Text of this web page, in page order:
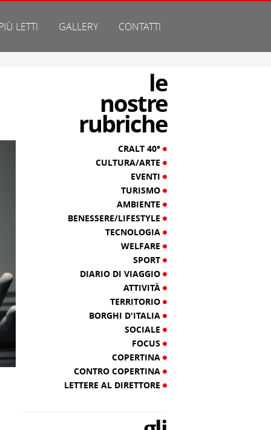
LETTI GALLERY CONTATTI
le
nostre
rubriche
CRALT 40°
CULTURA/ARTE
EVENTI
TURISMO
AMBIENTE
BENESSERE/LIFESTYLE
TECNOLOGIA
WELFARE
SPORT
DIARIO DI VIAGGIO
ATTIVITÀ
TERRITORIO
BORGHI D'ITALIA
SOCIALE
FOCUS
COPERTINA
CONTRO COPERTINA
LETTERE AL DIRETTORE